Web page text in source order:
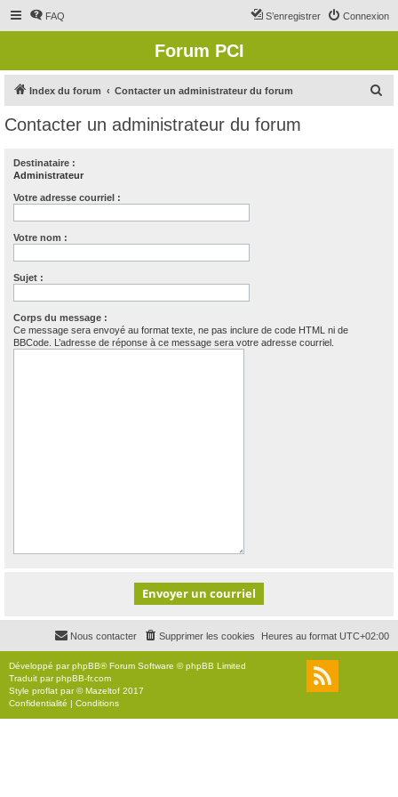
FAQ Connexion
S’enregistrer
Forum PCI
Index du forum Contacter un administrateur du forum
Contacter un administrateur du forum
Destinataire :
Administrateur
Votre adresse courriel :
Votre nom :
Sujet :
Corps du message :
Ce message sera envoyé au format texte, ne pas inclure de code HTML ni de
BBCode. L’adresse de réponse à ce message sera votre adresse courriel.
Heures au format UTC+02:00
Supprimer les cookies
Nous contacter
Développé parphpBB® Forum Software © phpBB Limited
Traduit parphpBB-fr.com
Style proflat par ©Mazeltof 2017
Confidentialité | Conditions